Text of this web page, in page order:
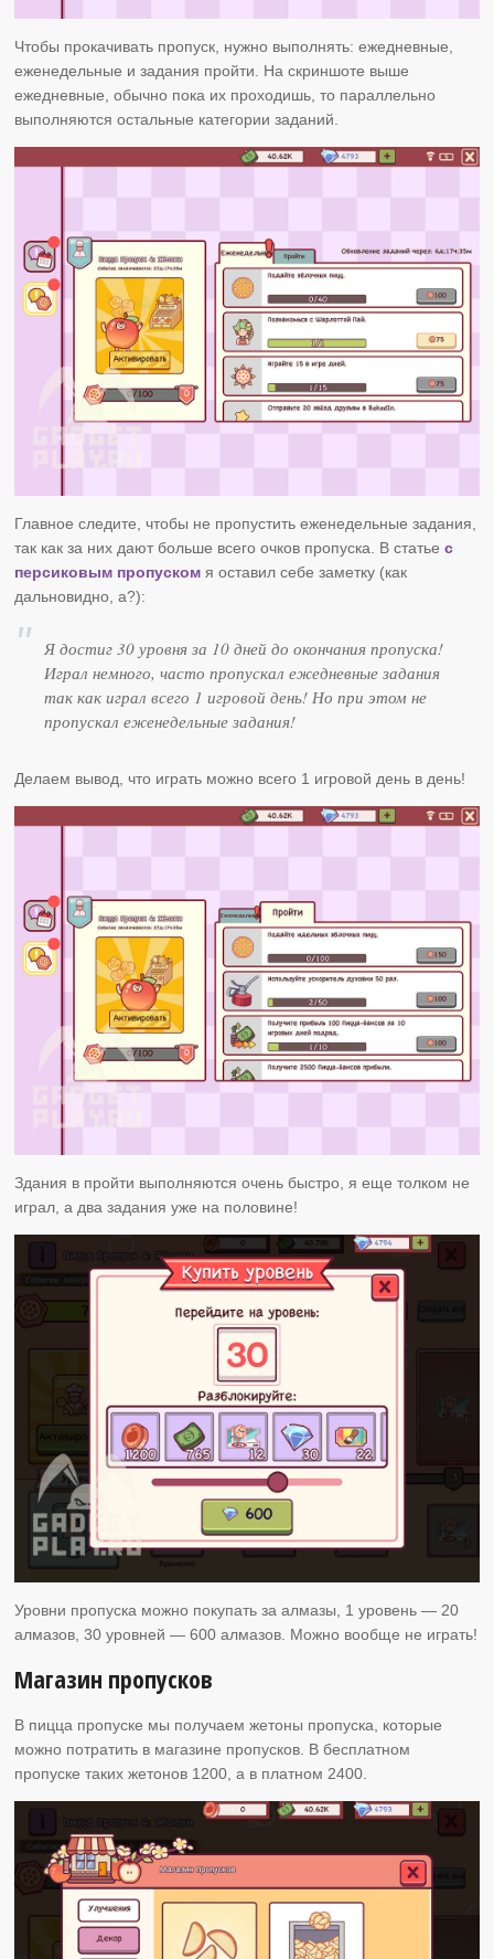
Чтобы прокачивать пропуск, нужно выполнять: ежедневные,
еженедельные и задания пройти. На скриншоте выше
ежедневные, обычно пока их проходишь, то параллельно
выполняются остальные категории заданий.
Главное следите, чтобы не пропустить еженедельные задания,
так как за них дают больше всего очков пропуска. В статьес
персиковым пропуском я оставил себе заметку (как
дальновидно, а?):
Я достиг 30 уровня за 10 дней до окончания пропуска!
Играл немного, часто пропускал ежедневные задания
так как играл всего 1 игровой день! Но при этом не
пропускал еженедельные задания!
Делаем вывод, что играть можно всего 1 игровой день в день!
Здания в пройти выполняются очень быстро, я еще толком не
играл, а два задания уже на половине!
Уровни пропуска можно покупать за алмазы, 1 уровень — 20
алмазов, 30 уровней — 600 алмазов. Можно вообще не играть!
Магазин пропусков
В пицца пропуске мы получаем жетоны пропуска, которые
можно потратить в магазине пропусков. В бесплатном
пропуске таких жетонов 1200, а в платном 2400.